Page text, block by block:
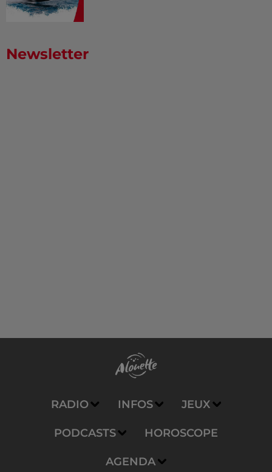
Newsletter
RADIO INFOS JEUX
PODCASTS HOROSCOPE
AGENDA